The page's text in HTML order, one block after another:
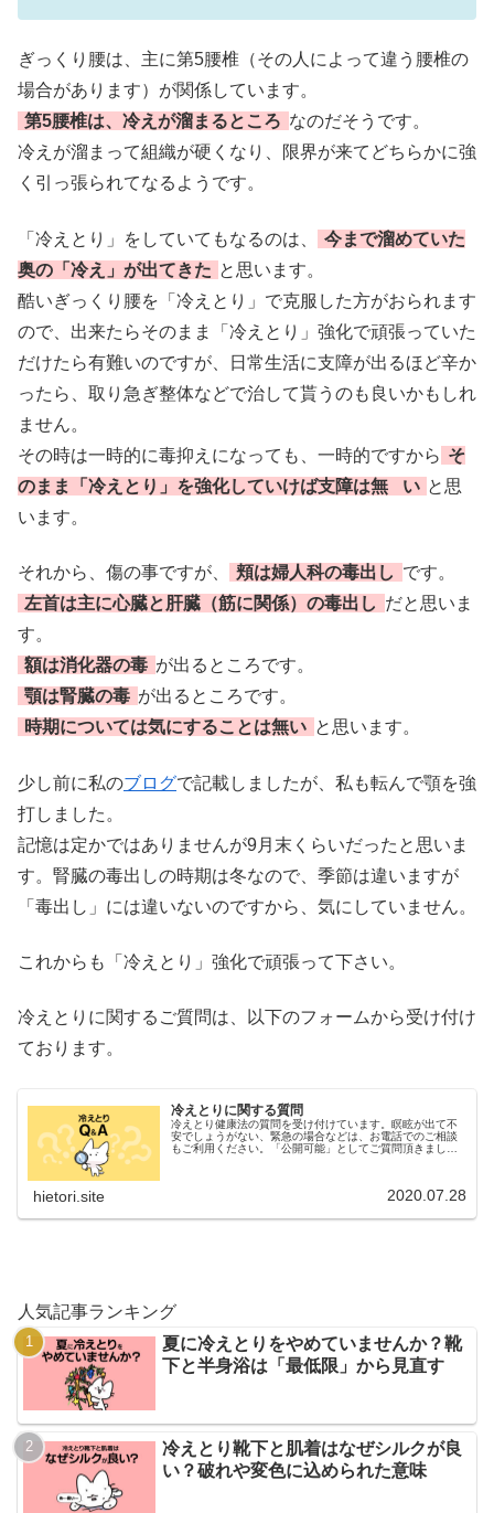
ぎっくり腰は、主に第5腰椎（その人によって違う腰椎の
場合があります）が関係しています。
第5腰椎は、冷えが溜まるところ なのだそうです。
冷えが溜まって組織が硬くなり、限界が来てどちらかに強
く引っ張られてなるようです。
「冷えとり」をしていてもなるのは、
今まで溜めていた
奥の「冷え」が出てきた と思います。
酷いぎっくり腰を「冷えとり」で克服した方がおられます
ので、出来たらそのまま「冷えとり」強化で頑張っていた
だけたら有難いのですが、日常生活に支障が出るほど辛か
ったら、取り急ぎ整体などで治して貰うのも良いかもしれ
ません。
その時は一時的に毒抑えになっても、一時的ですから そ
のまま「冷えとり」を強化していけば支障は無
い と思
います。
それから、傷の事ですが、 頬は婦人科の毒出し です。
左首は主に心臓と肝臓（筋に関係）の毒出し だと思いま
す。
額は消化器の毒 が出るところです。
顎は腎臓の毒 が出るところです。
時期については気にすることは無い と思います。
少し前に私のブログで記載しましたが、私も転んで顎を強
打しました。
記憶は定かではありませんが9月末くらいだったと思いま
す。腎臓の毒出しの時期は冬なので、季節は違いますが
「毒出し」には違いないのですから、気にしていません。
これからも「冷えとり」強化で頑張って下さい。
冷えとりに関するご質問は、以下のフォームから受け付け
ております。
冷えとりに関する質問
冷えとり健康法の質問を受け付けています。瞑眩が出て不
安でしょうがない、緊急の場合などは、お電話でのご相談
もご利用ください。「公開可能」としてご質問頂きました
hietori.site 2020.07.28
人気記事ランキング
夏に冷えとりをやめていませんか？靴
下と半身浴は「最低限」から見直す
冷えとり靴下と肌着はなぜシルクが良
い？破れや変色に込められた意味